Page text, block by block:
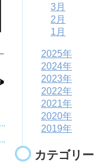
3月
2月
1月
2025年
2024年
2023年
2022年
2021年
2020年
2019年
カテゴリー